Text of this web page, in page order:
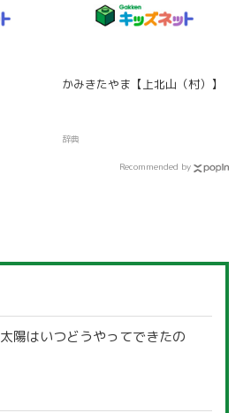
かみきたやま【上北山（村）】
辞典
Recommended by
太陽はいつどうやってできたの